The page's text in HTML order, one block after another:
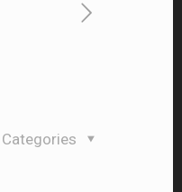
Categories